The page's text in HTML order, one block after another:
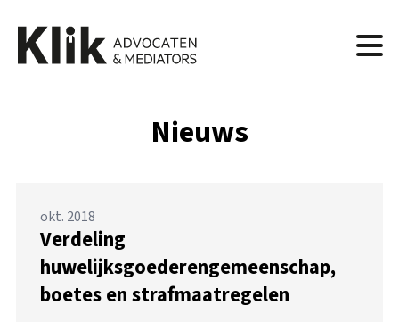
Nieuws
okt. 2018
Verdeling
huwelijksgoederengemeenschap,
boetes en strafmaatregelen